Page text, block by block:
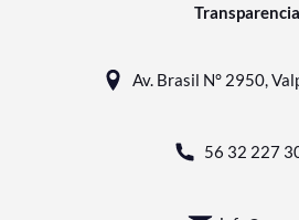
Transparencia
Av. Brasil N° 2950,
56 32 227